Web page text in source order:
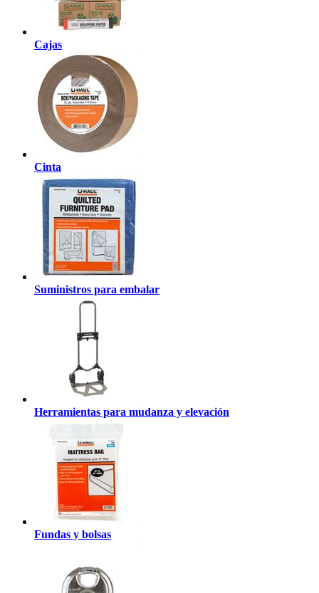
Cajas
Cinta
Suministros para embalar
Herramientas para mudanza y elevación
Fundas y bolsas